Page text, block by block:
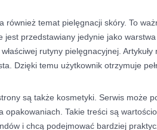
również temat pielęgnacji skóry. To
jest przedstawiany jedynie jako
rutyny pielęgnacyjnej.
Dzięki temu użytkownik otrzymuje
są także kosmetyki. Serwis może
opakowaniach. Takie treści są
i chcą podejmować bardziej